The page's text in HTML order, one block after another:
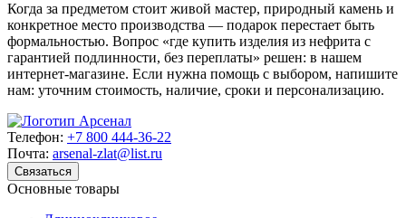
Когда за предметом стоит живой мастер, природный камень и
конкретное место производства — подарок перестает быть
формальностью. Вопрос «где купить изделия из нефрита с
гарантией подлинности, без переплаты» решен: в нашем
интернет-магазине. Если нужна помощь с выбором, напишите
нам: уточним стоимость, наличие, сроки и персонализацию.
Телефон: +7 800 444-36-22
Почта: arsenal-zlat@list.ru
Связаться
Основные товары